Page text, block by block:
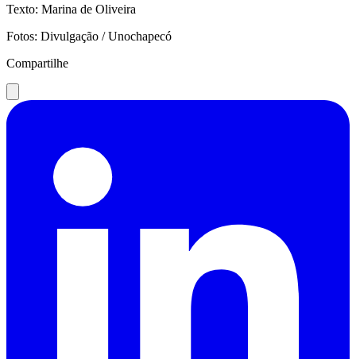
Texto: Marina de Oliveira
Fotos: Divulgação / Unochapecó
Compartilhe